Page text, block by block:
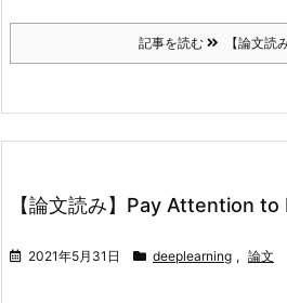
記事を読む 【論文読
【論文読み】Pay Attention
2021年5月31日 deeplearning , 論文